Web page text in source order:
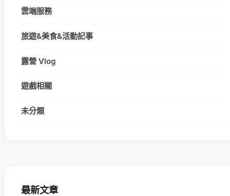
雲端服務
旅遊&美食&活動記事
露營 Vlog
遊戲相關
未分類
最新文章